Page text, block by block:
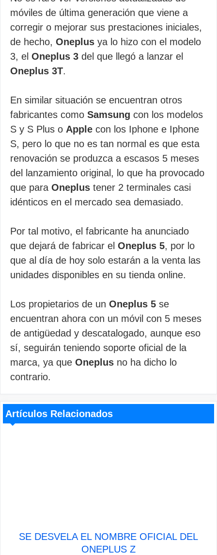
móviles de última generación que viene a
corregir o mejorar sus prestaciones iniciales,
de hecho, Oneplus ya lo hizo con el modelo
3, el Oneplus 3 del que llegó a lanzar el
Oneplus 3T.
En similar situación se encuentran otros
fabricantes como Samsung con los modelos
S y S Plus o Apple con los Iphone e Iphone
S, pero lo que no es tan normal es que esta
renovación se produzca a escasos 5 meses
del lanzamiento original, lo que ha provocado
que para Oneplus tener 2 terminales casi
idénticos en el mercado sea demasiado.
Por tal motivo, el fabricante ha anunciado
que dejará de fabricar el Oneplus 5, por lo
que al día de hoy solo estarán a la venta las
unidades disponibles en su tienda online.
Los propietarios de un Oneplus 5 se
encuentran ahora con un móvil con 5 meses
de antigüedad y descatalogado, aunque eso
sí, seguirán teniendo soporte oficial de la
marca, ya que Oneplus no ha dicho lo
contrario.
Artículos Relacionados
SE DESVELA EL NOMBRE OFICIAL DEL
ONEPLUS Z